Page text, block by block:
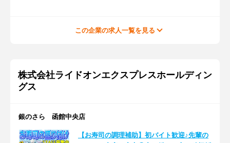
この企業の求人一覧を見る
株式会社ライドオンエクスプレスホールディン
グス
銀のさら 函館中央店
【お寿司の調理補助】初バイト歓迎♪先輩の